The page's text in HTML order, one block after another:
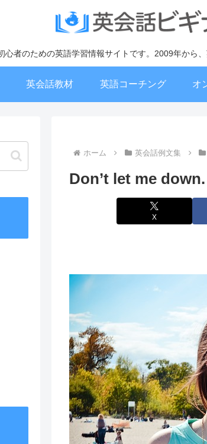
心者のための英語学習情報サイトです。2009年から
英会話教材 英語コーチング オ
ホーム 英会話例文集
Don’t let me
X